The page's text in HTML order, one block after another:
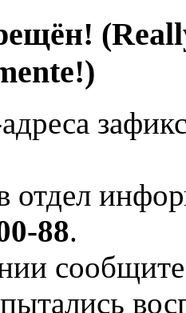
отдел
88.
сообщите